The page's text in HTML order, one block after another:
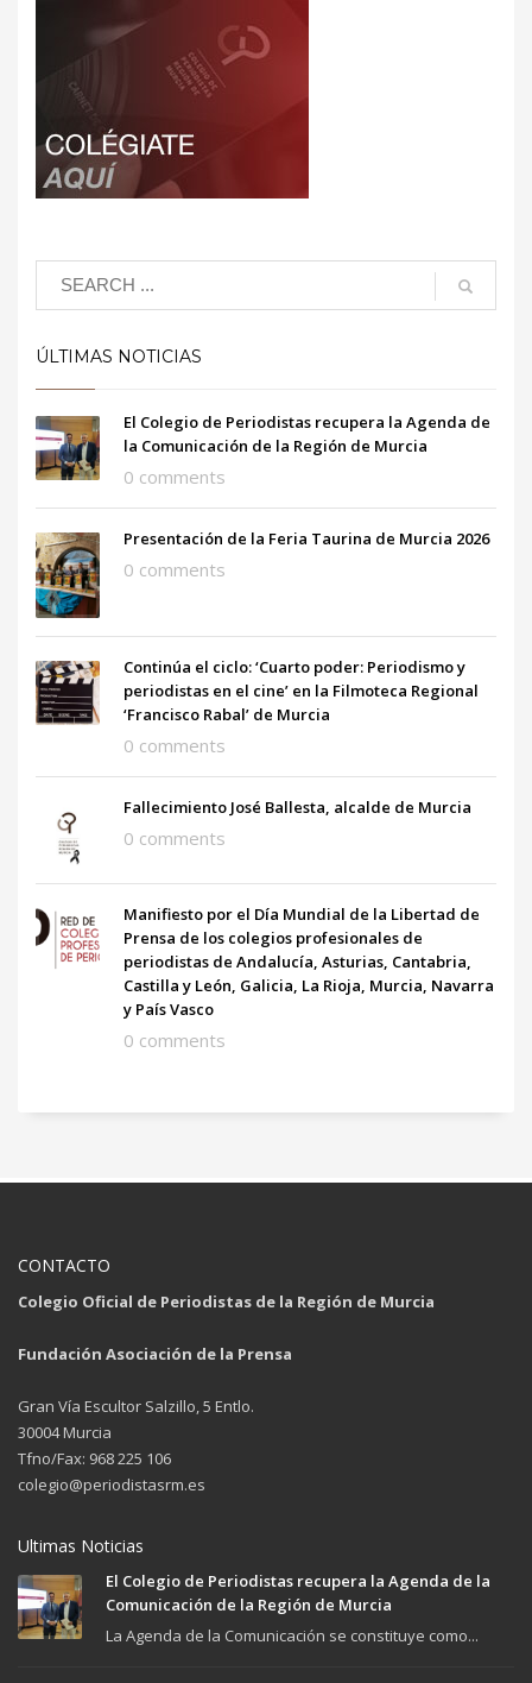
ÚLTIMAS NOTICIAS
El Colegio de Periodistas recupera la Agenda de
la Comunicación de la Región de Murcia
0 comments
Presentación de la Feria Taurina de Murcia 2026
0 comments
Continúa el ciclo: ‘Cuarto poder: Periodismo y
periodistas en el cine’ en la Filmoteca Regional
‘Francisco Rabal’ de Murcia
0 comments
Fallecimiento José Ballesta, alcalde de Murcia
0 comments
Manifiesto por el Día Mundial de la Libertad de
Prensa de los colegios profesionales de
periodistas de Andalucía, Asturias, Cantabria,
Castilla y León, Galicia, La Rioja, Murcia, Navarra
y País Vasco
0 comments
CONTACTO
Colegio Oficial de Periodistas de la Región de Murcia
Fundación Asociación de la Prensa
Gran Vía Escultor Salzillo, 5 Entlo.
30004 Murcia
Tfno/Fax: 968 225 106
colegio@periodistasrm.es
Ultimas Noticias
El Colegio de Periodistas recupera la Agenda de la
Comunicación de la Región de Murcia
La Agenda de la Comunicación se constituye como...